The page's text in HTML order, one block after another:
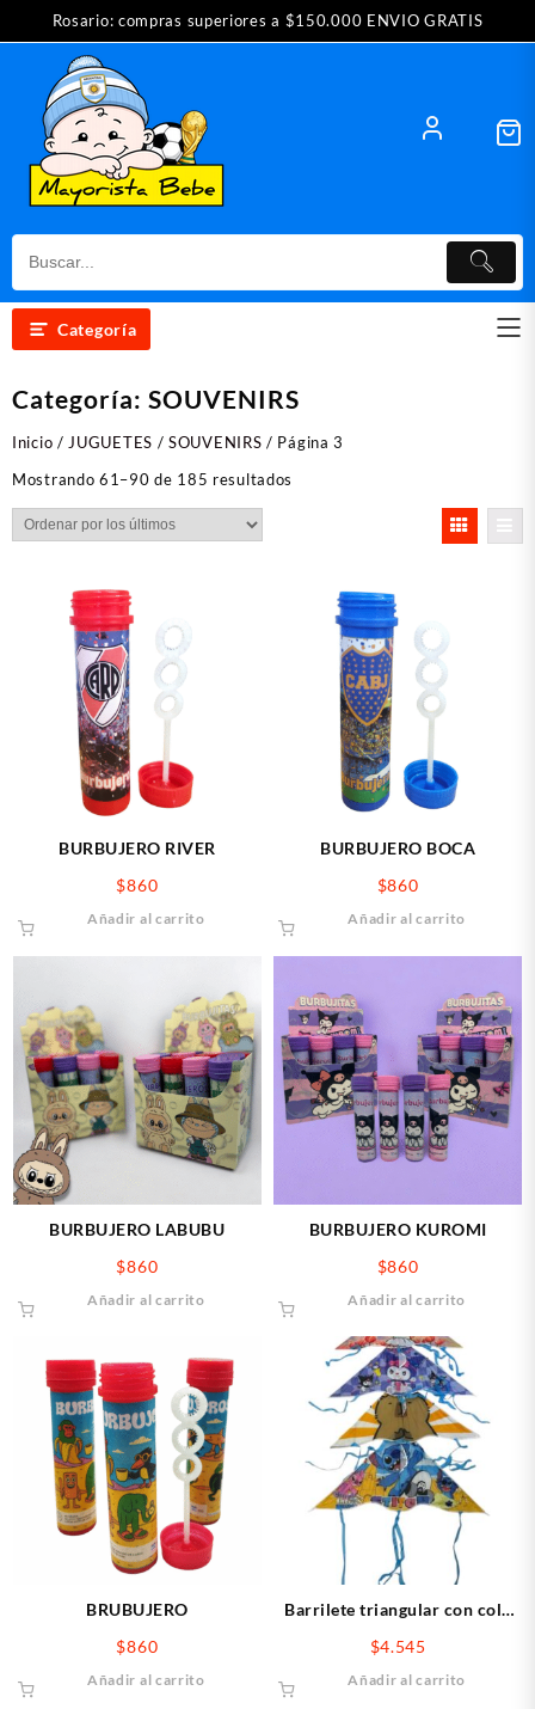
contenido
Rosario: compras superiores a $150.000 ENVIO GRATIS
Categoría
Categoría: SOUVENIRS
Inicio / JUGUETES /SOUVENIRS / Página 3
Mostrando 61–90 de 185 resultados
BURBUJERO RIVER
$860
Añadir al carrito
BURBUJERO BOCA
$860
Añadir al carrito
BURBUJERO LABUBU
$860
Añadir al carrito
BURBUJERO KUROMI
$860
Añadir al carrito
BRUBUJERO
$860
Añadir al carrito
Barrilete triangular con cola
$4.545
Añadir al carrito